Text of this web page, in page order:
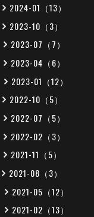
2024-01（13）
2023-10（3）
2023-07（7）
2023-04（6）
2023-01（12）
2022-10（5）
2022-07（5）
2022-02（3）
2021-11（5）
2021-08（3）
2021-05（12）
2021-02（13）